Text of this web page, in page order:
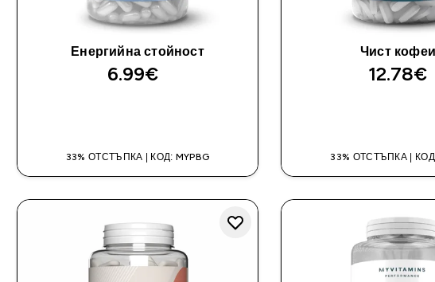
Енергийна стойност
6.99€‎
33% ОТСТЪПКА | КОД: MYPBG
Чист
12.78€‎
33% ОТСТЪПКА | КОД: